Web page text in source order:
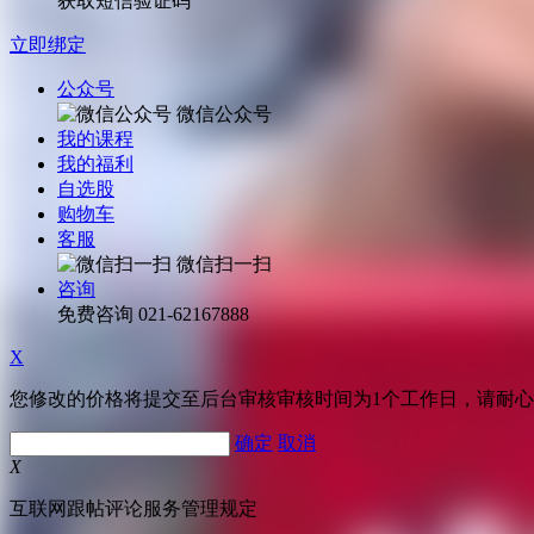
立即绑定
公众号
微信公众号
我的课程
我的福利
自选股
购物车
客服
微信扫一扫
咨询
免费咨询 021-62167888
X
您修改的价格将提交至后台审核审核时间为1个工作日，请耐
确定 取消
X
互联网跟帖评论服务管理规定